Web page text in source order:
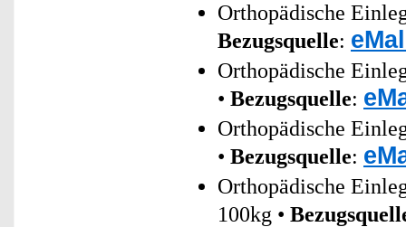
Orthopädische
Bezugsquelle:
Orthopädische
• Bezugsquelle:
Orthopädische
• Bezugsquelle:
Orthopädische
100kg •